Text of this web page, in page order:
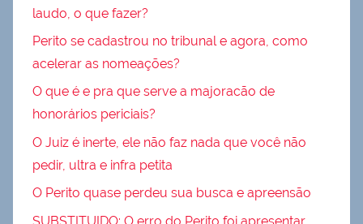
laudo, o que fazer?
Perito se cadastrou no tribunal e agora, como
acelerar as nomeações?
O que é e pra que serve a majoracão de
honorários periciais?
O Juiz é inerte, ele não faz nada que você não
pedir, ultra e infra petita
O Perito quase perdeu sua busca e apreensão
SUBSTITUIDO: O erro do Perito foi apresentar